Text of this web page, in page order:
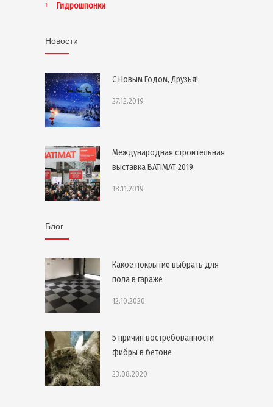
Гидрошпонки
Новости
С Новым Годом, Друзья!
27.12.2019
Международная строительная
выставка BATIMAT 2019
18.11.2019
Блог
Какое покрытие выбрать для
пола в гараже
12.10.2020
5 причин востребованности
фибры в бетоне
23.08.2020